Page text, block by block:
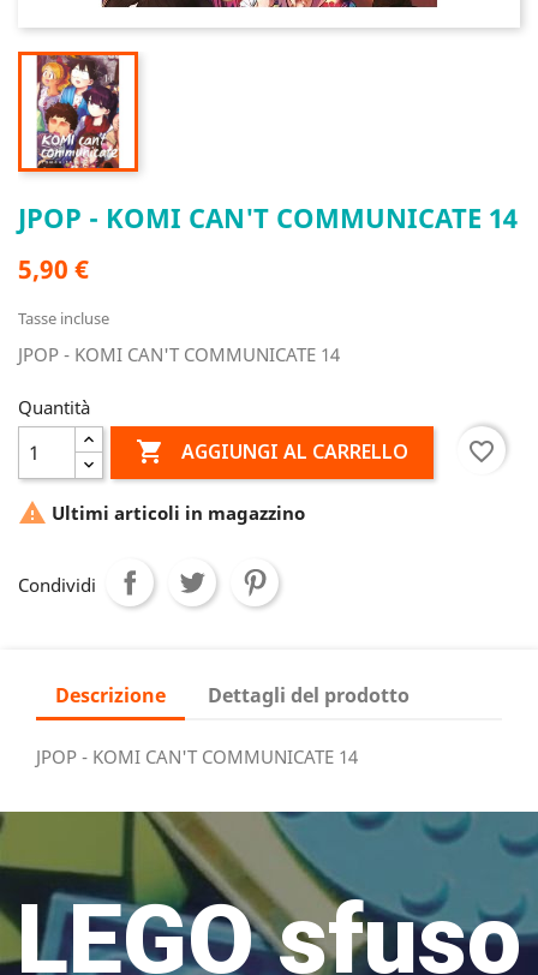
JPOP - KOMI CAN'T COMMUNICATE 14
5,90 €
Tasse incluse
JPOP - KOMI CAN'T COMMUNICATE 14
Quantità
 AGGIUNGI AL CARRELLO favorite_border
 Ultimi articoli in magazzino
Condividi
Descrizione Dettagli del prodotto
JPOP - KOMI CAN'T COMMUNICATE 14
LEGO sfuso